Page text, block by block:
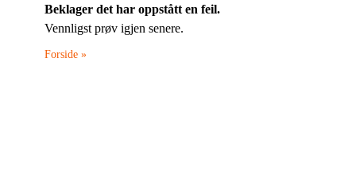
Beklager det har oppstått en feil.
Vennligst prøv igjen senere.
Forside »